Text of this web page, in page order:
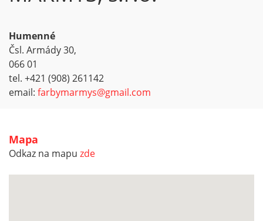
Humenné
Čsl. Armády 30,
066 01
tel. +421 (908) 261142
email: farbymarmys@gmail.com
Mapa
Odkaz na mapu zde